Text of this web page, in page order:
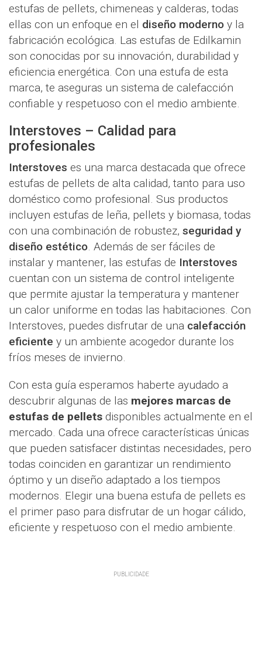
estufas de pellets, chimeneas y calderas, todas
ellas con un enfoque en el diseño moderno y la
fabricación ecológica. Las estufas de Edilkamin
son conocidas por su innovación, durabilidad y
eficiencia energética. Con una estufa de esta
marca, te aseguras un sistema de calefacción
confiable y respetuoso con el medio ambiente.
Interstoves – Calidad para
profesionales
Interstoves es una marca destacada que ofrece
estufas de pellets de alta calidad, tanto para uso
doméstico como profesional. Sus productos
incluyen estufas de leña, pellets y biomasa, todas
con una combinación de robustez, seguridad y
diseño estético. Además de ser fáciles de
instalar y mantener, las estufas de Interstoves
cuentan con un sistema de control inteligente
que permite ajustar la temperatura y mantener
un calor uniforme en todas las habitaciones. Con
Interstoves, puedes disfrutar de una calefacción
eficiente y un ambiente acogedor durante los
fríos meses de invierno.
Con esta guía esperamos haberte ayudado a
descubrir algunas de las mejores marcas de
estufas de pellets disponibles actualmente en el
mercado. Cada una ofrece características únicas
que pueden satisfacer distintas necesidades, pero
todas coinciden en garantizar un rendimiento
óptimo y un diseño adaptado a los tiempos
modernos. Elegir una buena estufa de pellets es
el primer paso para disfrutar de un hogar cálido,
eficiente y respetuoso con el medio ambiente.